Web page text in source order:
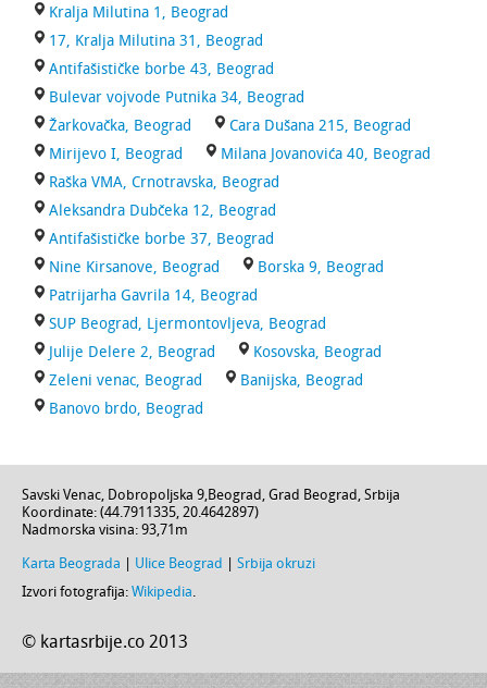
Kralja Milutina 1, Beograd
17, Kralja Milutina 31, Beograd
Antifašističke borbe 43, Beograd
Bulevar vojvode Putnika 34, Beograd
Žarkovačka, Beograd
Cara Dušana 215, Beograd
Mirijevo I, Beograd
Milana Jovanovića 40, Beograd
Raška VMA, Crnotravska, Beograd
Aleksandra Dubčeka 12, Beograd
Antifašističke borbe 37, Beograd
Nine Kirsanove, Beograd
Borska 9, Beograd
Patrijarha Gavrila 14, Beograd
SUP Beograd, Ljermontovljeva, Beograd
Julije Delere 2, Beograd
Kosovska, Beograd
Zeleni venac, Beograd
Banijska, Beograd
Banovo brdo, Beograd
Savski Venac, Dobropoljska 9,Beograd, Grad Beograd, Srbija
Koordinate: (44.7911335, 20.4642897)
Nadmorska visina: 93,71m
Karta Beograda Ulice Beograd
Srbija okruzi
Izvori fotografija: Wikipedia.
© kartasrbije.co 2013